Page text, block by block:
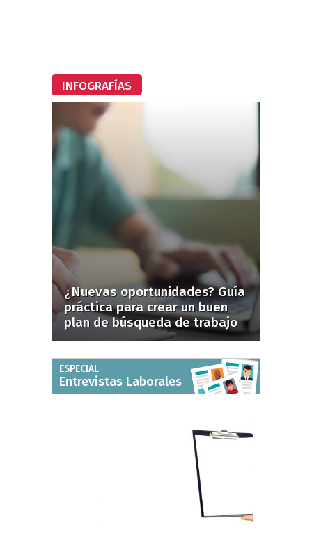
INFOGRAFÍAS
¿Nuevas oportunidades? Guía
práctica para crear un buen
plan de búsqueda de trabajo
ESPECIAL
Entrevistas Laborales